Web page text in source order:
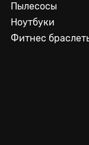
Пылесосы
Ноутбуки
Фитнес